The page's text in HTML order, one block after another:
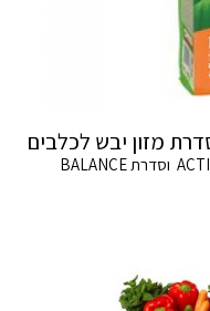
מזון יבש לכלבים